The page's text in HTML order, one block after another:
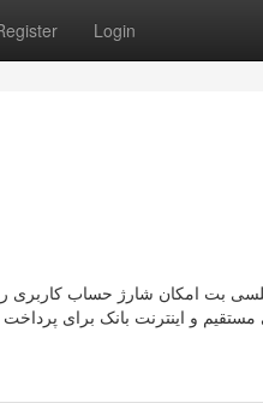
Login
امکان شارژ حساب کاربری را